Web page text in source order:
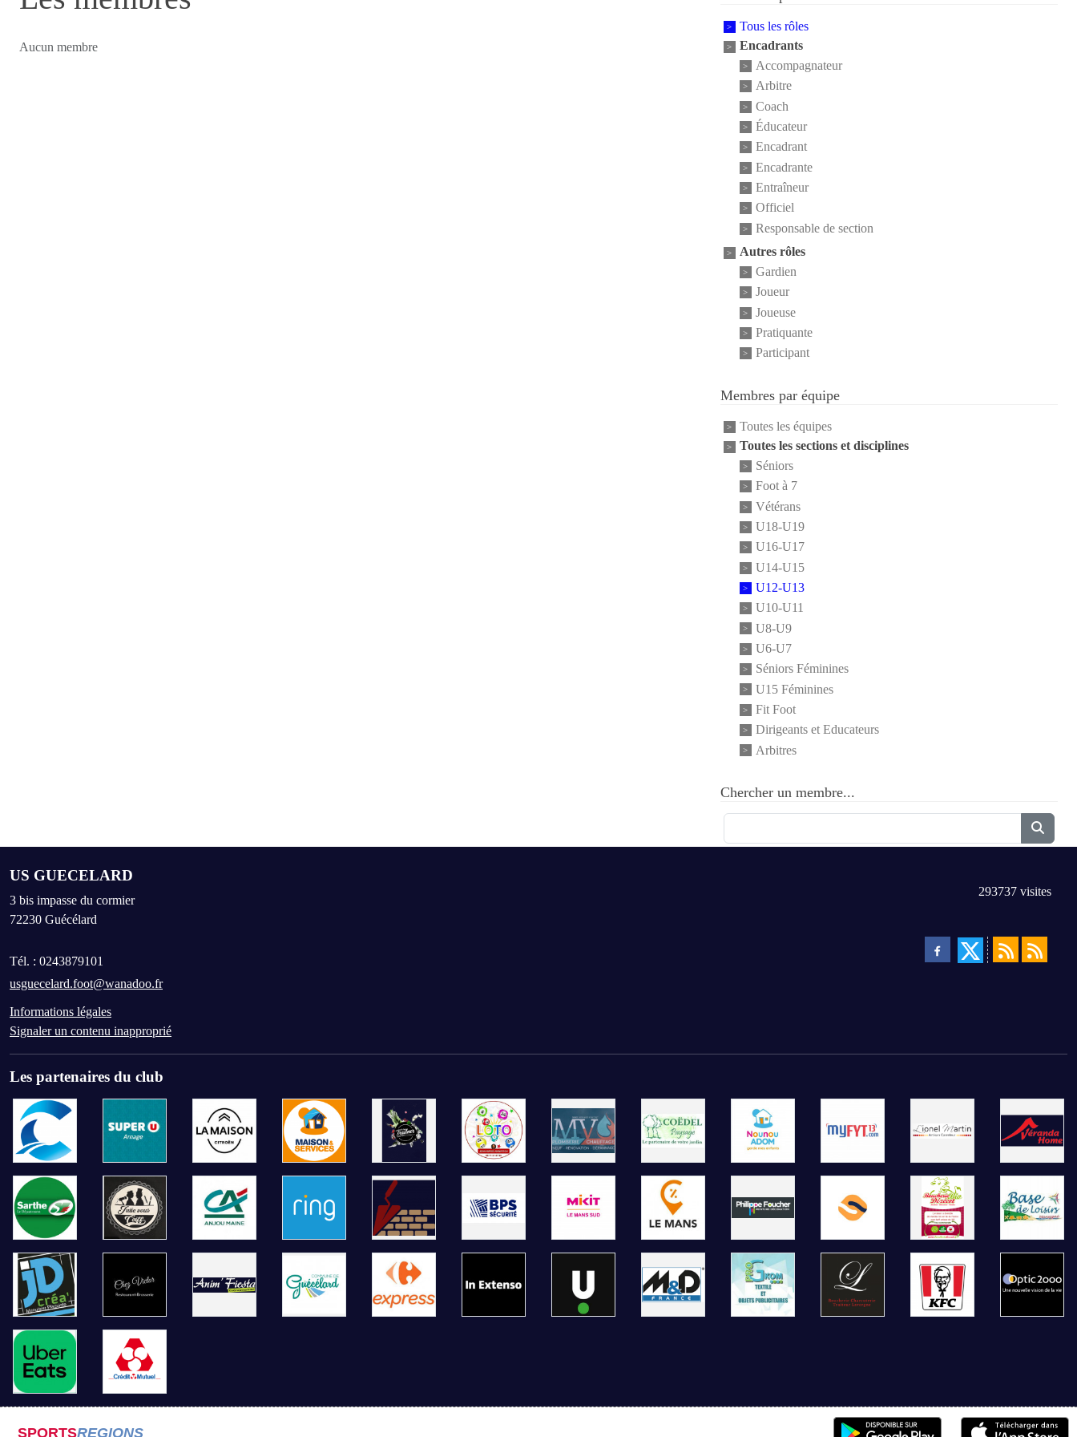
Aucun membre
Tous les rôles
Encadrants
Accompagnateur
Arbitre
Coach
Éducateur
Encadrant
Encadrante
Entraîneur
Officiel
Responsable de section
Autres rôles
Gardien
Joueur
Joueuse
Pratiquante
Participant
Membres par équipe
Toutes les équipes
Toutes les sections et disciplines
Séniors
Foot à 7
Vétérans
U18-U19
U16-U17
U14-U15
U12-U13
U10-U11
U8-U9
U6-U7
Séniors Féminines
U15 Féminines
Fit Foot
Dirigeants et Educateurs
Arbitres
Chercher un membre...
US GUECELARD
3 bis impasse du cormier
72230 Guécélard
Tél. : 0243879101
usguecelard.foot@wanadoo.fr
Informations légales
Signaler un contenu inapproprié
293737 visites
Les partenaires du club
SPORTSREGIONS